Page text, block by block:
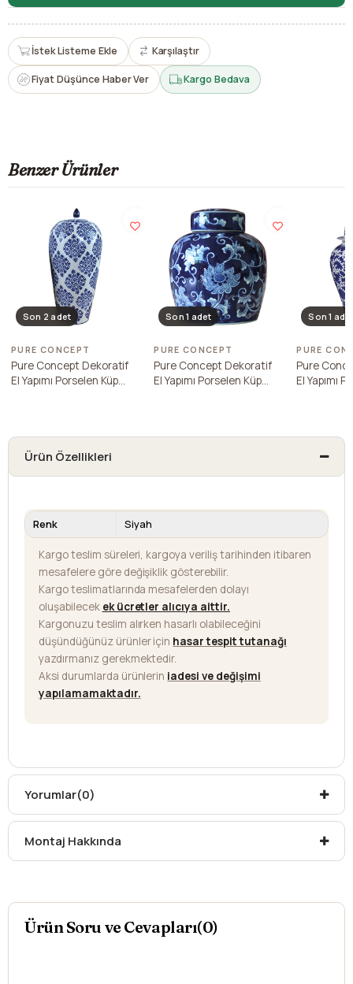
İstek Listeme Ekle Karşılaştır
Fiyat Düşünce Haber Ver Kargo Bedava
Benzer Ürünler
Son 2 adet
PURE CONCEPT
Pure Concept Dekoratif
El Yapımı Porselen Küp
Son 1 adet
PURE CONCEPT
Pure Concept Dekoratif
El Yapımı Porselen Küp
Son 1
PURE
Pure
El Yapımı
Ürün Özellikleri
Renk Siyah
Kargo teslim süreleri, kargoya veriliş tarihinden itibaren
mesafelere göre değişiklik gösterebilir.
Kargo teslimatlarında mesafelerden dolayı
oluşabilecek ek ücretler alıcıya aittir.
Kargonuzu teslim alırken hasarlı olabileceğini
düşündüğünüz ürünler için hasar tespit tutanağı
yazdırmanız gerekmektedir.
Aksi durumlarda ürünlerin iadesi ve değişimi
yapılamamaktadır.
Yorumlar(0)
Montaj Hakkında
Ürün Soru ve Cevapları(0)